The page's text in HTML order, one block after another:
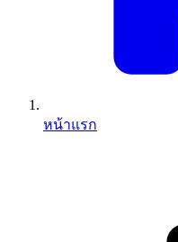
หน้าแรก